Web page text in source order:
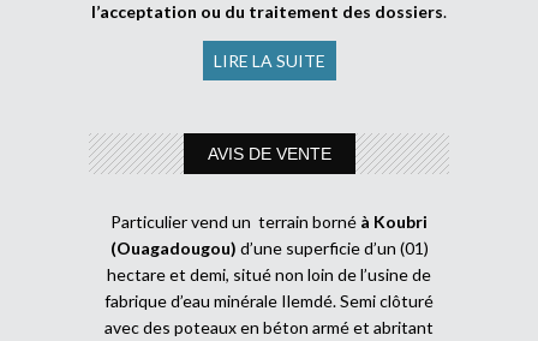
l’acceptation ou du traitement des dossiers.
LIRE LA SUITE
AVIS DE VENTE
Particulier vend un terrain borné à Koubri
(Ouagadougou) d’une superficie d’un (01)
hectare et demi, situé non loin de l’usine de
fabrique d’eau minérale Ilemdé. Semi clôturé
avec des poteaux en béton armé et abritant